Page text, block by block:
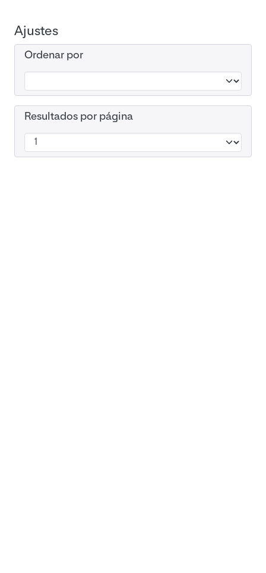
Ajustes
Ordenar por
Resultados por página